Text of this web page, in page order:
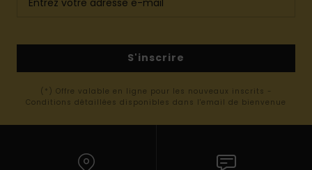
S'inscrire
(*) Offre valable en ligne pour les nouveaux inscrits -
Conditions détaillées disponibles dans l'email de bienvenue